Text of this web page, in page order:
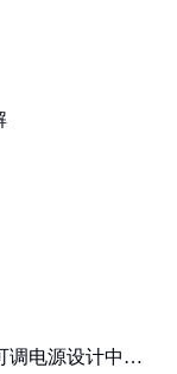
调电源设计中的